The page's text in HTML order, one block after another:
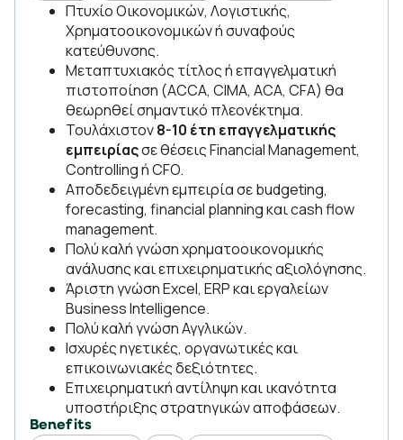
Πτυχίο Οικονομικών, Λογιστικής,
Χρηματοοικονομικών ή συναφούς
κατεύθυνσης.
Μεταπτυχιακός τίτλος ή επαγγελματική
πιστοποίηση (ACCA, CIMA, ACA, CFA) θα
θεωρηθεί σημαντικό πλεονέκτημα.
Τουλάχιστον8-10 έτη επαγγελματικής
εμπειρίαςσε θέσεις Financial Management,
Controlling ή CFO.
Αποδεδειγμένη εμπειρία σε budgeting,
forecasting, financial planning και cash flow
management.
Πολύ καλή γνώση χρηματοοικονομικής
ανάλυσης και επιχειρηματικής αξιολόγησης.
Άριστη γνώση Excel, ERP και εργαλείων
Business Intelligence.
Πολύ καλή γνώση Αγγλικών.
Ισχυρές ηγετικές, οργανωτικές και
επικοινωνιακές δεξιότητες.
Επιχειρηματική αντίληψη και ικανότητα
υποστήριξης στρατηγικών αποφάσεων.
Benefits